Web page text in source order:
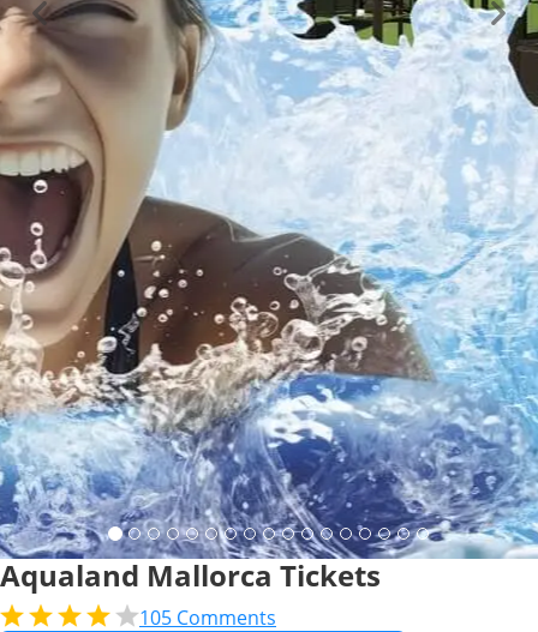
Aqualand Mallorca Tickets
105 Comments